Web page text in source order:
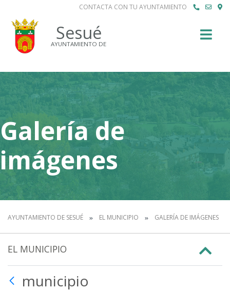
CONTACTA CON TU AYUNTAMIENTO
Sesué
AYUNTAMIENTO DE
Galería de
imágenes
AYUNTAMIENTO DE SESUÉ EL MUNICIPIO GALERÍA DE IMÁGENES
EL MUNICIPIO
municipio